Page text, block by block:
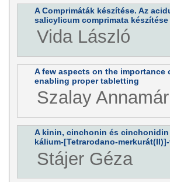
A Comprimáták készítése. Az
salicylicum comprimata
Vida László
A few aspects on the importance
enabling proper tabletting
Szalay
A kinin, cinchonin és cinchonidin
kálium-[Tetrarodano-
Stájer Géza